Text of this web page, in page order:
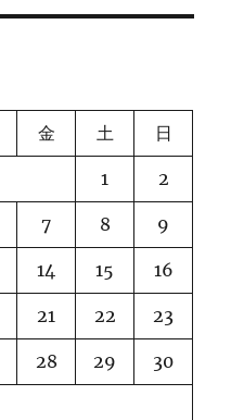
金 土 日
1 2
7 8 9
14 15 16
21 22 23
28 29 30